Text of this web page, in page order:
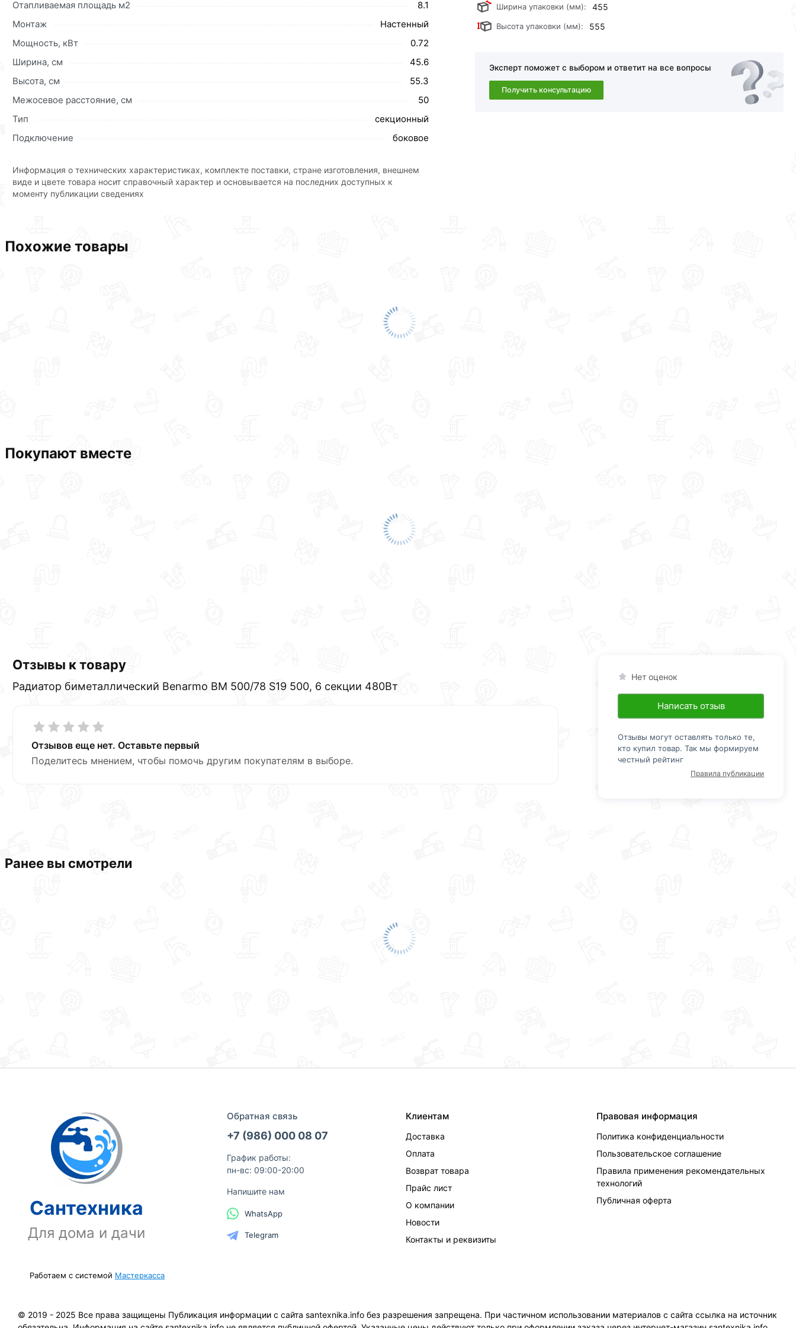
доставки или самовывоза.Перед оформлением онлайн заказа рекомендуем ознакомиться с
описанием, характеристиками и отзывами.
Данний товар от производителя
сертифицирован, соответствует всем стандартам качества. Возврат
купленного товарa в течение 30 дней (наличие чека обязательно).
Отапливаемая площадь м2
8.1
Монтаж
Настенный
Мощность, кВт
0.72
Ширина, см
45.6
Высота, см
55.3
Межосевое расстояние, см
50
Тип
секционный
Подключение
боковое
Информация о технических характеристиках, комплекте поставки, стране изготовления, внешнем
виде и цвете товара носит справочный характер и основывается на последних доступных к
моменту публикации сведениях
Ширина упаковки (мм): 455
Высота упаковки (мм): 555
Эксперт поможет с выбором и ответит на все вопросы
Получить консультацию
Похожие товары
Покупают вместе
Отзывы к товару
Радиатор биметаллический Benarmo BM 500/78 S19 500, 6 секции 480Вт
Отзывов еще нет. Оставьте первый
Поделитесь мнением, чтобы помочь другим покупателям в выборе.
Нет оценок
Написать отзыв
Отзывы могут оставлять только те,
кто купил товар. Так мы формируем
честный рейтинг
Правила публикации
Ранее вы смотрели
Сантехника
Для дома и дачи
Обратная связь
+7 (986) 000 08 07
График работы:
пн-вс: 09:00-20:00
Напишите нам
WhatsApp
Telegram
Клиентам
Доставка
Оплата
Возврат товара
Прайс лист
О компании
Новости
Контакты и реквизиты
Правовая информация
Политика конфиденциальности
Пользовательское соглашение
Правила применения рекомендательных
технологий
Публичная оферта
Работаем с системой Мастеркасса
© 2019 - 2025 Все права защищены Публикация информации с сайта santexnika.info без разрешения запрещена. При частичном использовании материалов с сайта ссылка на источник